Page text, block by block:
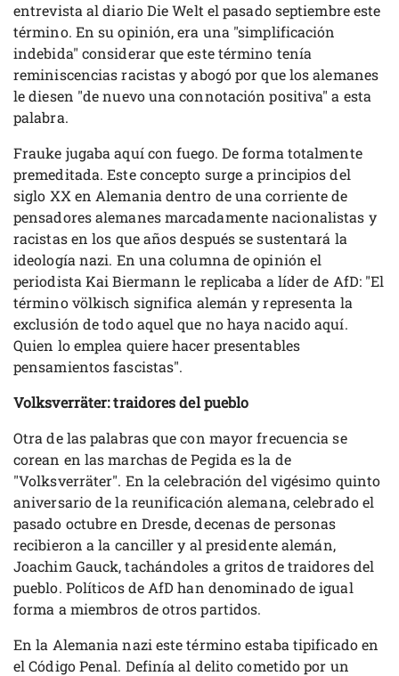
entrevista al diario Die Welt el pasado septiembre este
término. En su opinión, era una "simplificación
indebida" considerar que este término tenía
reminiscencias racistas y abogó por que los alemanes
le diesen "de nuevo una connotación positiva" a esta
palabra.
Frauke jugaba aquí con fuego. De forma totalmente
premeditada. Este concepto surge a principios del
siglo XX en Alemania dentro de una corriente de
pensadores alemanes marcadamente nacionalistas y
racistas en los que años después se sustentará la
ideología nazi. En una columna de opinión el
periodista Kai Biermann le replicaba a líder de AfD: "El
término völkisch significa alemán y representa la
exclusión de todo aquel que no haya nacido aquí.
Quien lo emplea quiere hacer presentables
pensamientos fascistas".
Volksverräter: traidores del pueblo
Otra de las palabras que con mayor frecuencia se
corean en las marchas de Pegida es la de
"Volksverräter". En la celebración del vigésimo quinto
aniversario de la reunificación alemana, celebrado el
pasado octubre en Dresde, decenas de personas
recibieron a la canciller y al presidente alemán,
Joachim Gauck, tachándoles a gritos de traidores del
pueblo. Políticos de AfD han denominado de igual
forma a miembros de otros partidos.
En la Alemania nazi este término estaba tipificado en
el Código Penal. Definía al delito cometido por un